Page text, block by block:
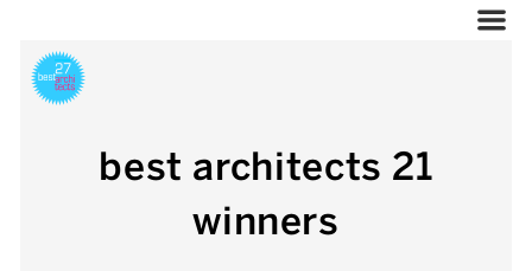
best architects 21
winners